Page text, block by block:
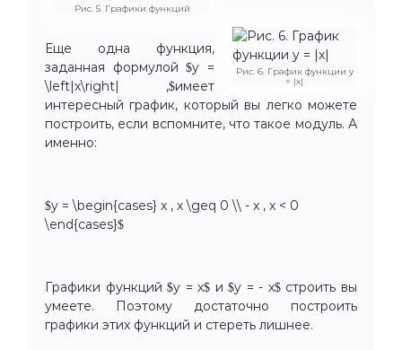
Рис. 5. Графики функций
Рис. 6. График функции y
= |x|
Еще одна функция,
заданная формулой $y =
\left|x\right| ,$имеет
интересный график, который вы легко можете
построить, если вспомните, что такое модуль. А
именно:
$y = \begin{cases} x , x \geq 0 \\ - x , x < 0
\end{cases}$
Графики функций $y = x$ и $y = - x$ строить вы
умеете. Поэтому достаточно построить
графики этих функций и стереть лишнее.